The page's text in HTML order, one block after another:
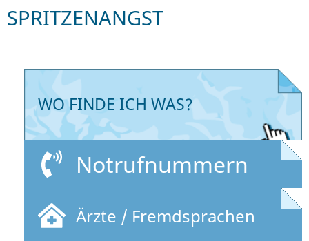
SPRITZENANGST
WO FINDE ICH WAS?
Notrufnummern
Ärzte / Fremdsprachen